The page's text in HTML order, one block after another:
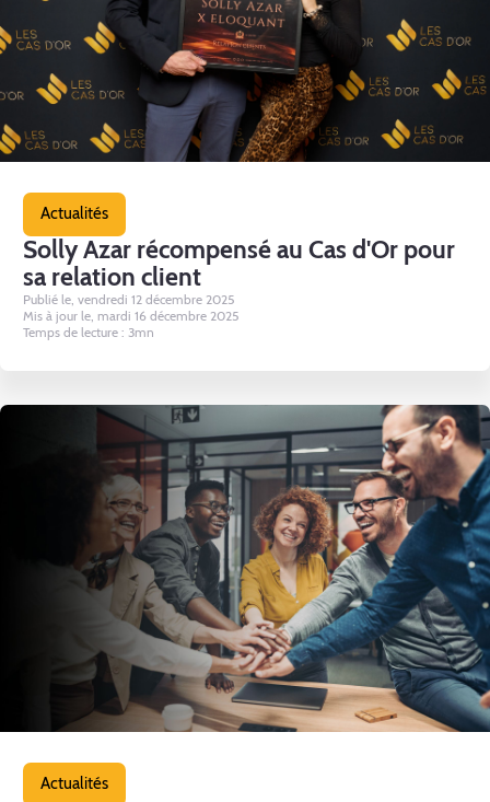
Actualités
Solly Azar récompensé au Cas d'Or pour
sa relation client
Publié le, vendredi 12 décembre 2025
Mis à jour le, mardi 16 décembre 2025
Temps de lecture : 3mn
Actualités